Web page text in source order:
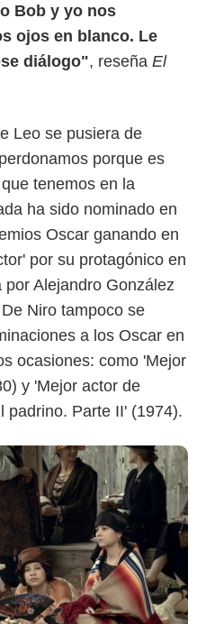
Bob y yo nos
ojos en blanco. Le
diálogo", reseña El
Leo se pusiera de
porque es
tenemos en la
ha sido nominado en
Oscar ganando en
por su protagónico en
Alejandro González
Niro tampoco se
a los Oscar en
ocasiones: como 'Mejor
y 'Mejor actor de
padrino. Parte II' (1974).